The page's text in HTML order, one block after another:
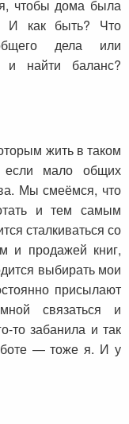
чтобы дома была
как быть? Что
дела или
и найти баланс?
жить в таком
если мало общих
Мы смеёмся, что
и тем самым
сталкиваться со
и продажей книг,
выбирать мои
присылают
связаться и
то забанила и так
— тоже я. И у